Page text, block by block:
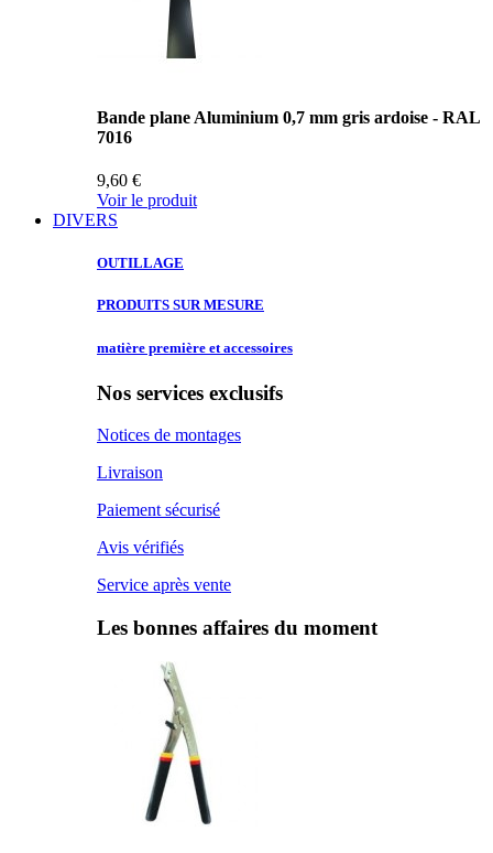
Bande plane Aluminium 0,7 mm gris ardoise - RAL
7016
9,60 €
Voir le produit
DIVERS
OUTILLAGE
PRODUITS SURMESURE
matière première et accessoires
Nos services exclusifs
Notices de montages
Livraison
Paiement sécurisé
Avis vérifiés
Service après vente
Les bonnes affaires du moment